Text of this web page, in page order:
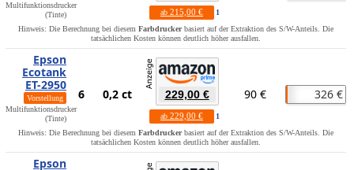
Multifunktionsdrucker
(Tinte)
ab 215,00 € 1
Hinweis: Die Berechnung bei diesem Farbdruckerbasiert auf der Extraktion des S/W-Anteils. Die
tatsächlichen Kosten können deutlich höher ausfallen.
Epson
Ecotank
ET-2950
Vorstellung
Multifunktionsdrucker
(Tinte)
6 0,2 ct 229,00 €
ab 229,00 € 1
90 € 326 €
Hinweis: Die Berechnung bei diesem Farbdruckerbasiert auf der Extraktion des S/W-Anteils. Die
tatsächlichen Kosten können deutlich höher ausfallen.
Epson